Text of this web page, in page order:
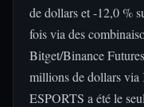
de dollars et -12,0 %
fois via des
Bitget/Binance
millions de dollars
ESPORTS a été le